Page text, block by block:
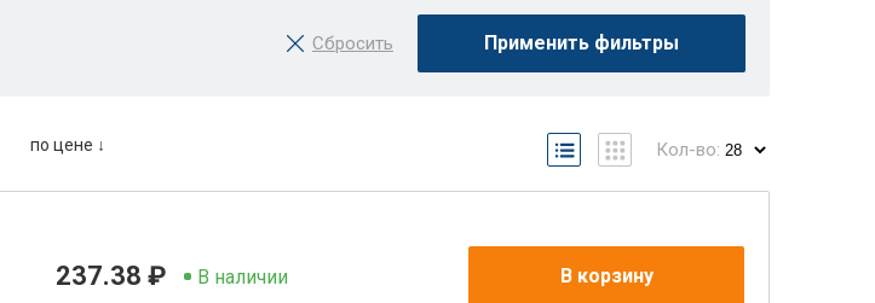
Ст02 - Пл47
Ст02 - Пл42
Сбросить Применить фильтры
по цене ↓ Кол-во:
237.38 ₽ В наличии В корзину